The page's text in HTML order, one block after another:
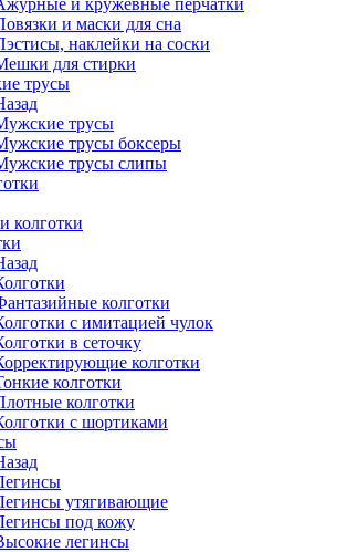
и кружевные перчатки
и маски для сна
наклейки на соски
для стирки
трусы
трусы
трусы боксеры
трусы слипы
колготки
колготки
с имитацией чулок
в сеточку
колготки
колготки
колготки
с шортиками
утягивающие
под кожу
легинсы